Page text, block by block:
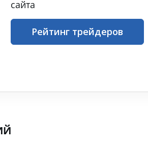
сайта
Рейтинг трейдеров